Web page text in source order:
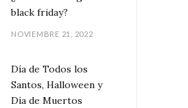
black friday?
NOVIEMBRE 21, 2022
Día de Todos los
Santos, Halloween y
Día de Muertos